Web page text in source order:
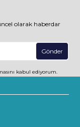
olarak haberdar
Gönder
kabul ediyorum.